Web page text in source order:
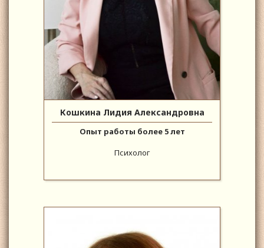
Кошкина Лидия Александровна
Опыт работы более 5 лет
Психолог